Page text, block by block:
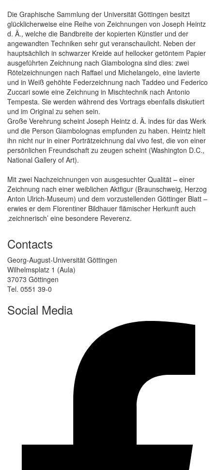
Die Graphische Sammlung der Universität Göttingen besitzt
glücklicherweise eine Reihe von Zeichnungen von Joseph Heintz
d. Ä., welche die Bandbreite der kopierten Künstler und der
angewandten Techniken sehr gut veranschaulicht. Neben der
hauptsächlich in schwarzer Kreide auf hellocker getöntem Papier
ausgeführten Zeichnung nach Giambologna sind dies: zwei
Rötelzeichnungen nach Raffael und Michelangelo, eine lavierte
und in Weiß gehöhte Federzeichnung nach Taddeo und Federico
Zuccari sowie eine Zeichnung in Mischtechnik nach Antonio
Tempesta. Sie werden während des Vortrags ebenfalls diskutiert
und im Original zu sehen sein.
Große Verehrung scheint Joseph Heintz d. Ä. indes für das Werk
und die Person Giambolognas empfunden zu haben. Heintz hielt
ihn nicht nur in einer Porträtzeichnung dal vivo fest, die von einer
persönlichen Freundschaft zu zeugen scheint (Washington D.C.,
National Gallery of Art).
Mit zwei Nachzeichnungen von ausgesuchter Qualität – einer
Zeichnung nach einer weiblichen Aktfigur (Braunschweig, Herzog
Anton Ulrich-Museum) und dem vorzustellenden Göttinger Blatt –
erwies er dem Florentiner Bildhauer flämischer Herkunft auch
‚zeichnerisch’ eine besondere Reverenz.
Contacts
Georg-August-Universität Göttingen
Wilhelmsplatz 1 (Aula)
37073 Göttingen
Tel. 0551 39-0
Social Media